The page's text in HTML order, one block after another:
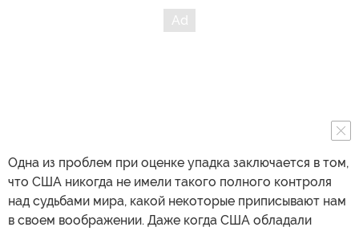
Одна из проблем при оценке упадка заключается в том,
что США никогда не имели такого полного контроля
над судьбами мира, какой некоторые приписывают нам
в своем воображении. Даже когда США обладали